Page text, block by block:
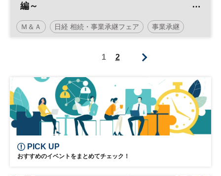
編～
人生100年時代を生きる富裕層のための相
続・資産承継対策 最前線
Ｍ＆Ａ 日経 相続・事業承継フェア 事業承継
1 2
PICK UP
おすすめのイベントをまとめてチェック！